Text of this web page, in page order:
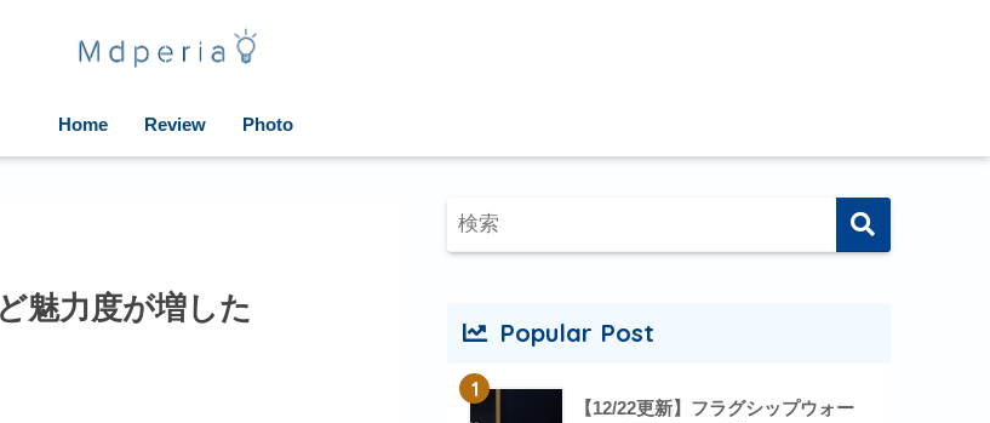
Home Review Photo
魅力度が増した
Popular Post
1
【12/22更新】フラグシップウォー